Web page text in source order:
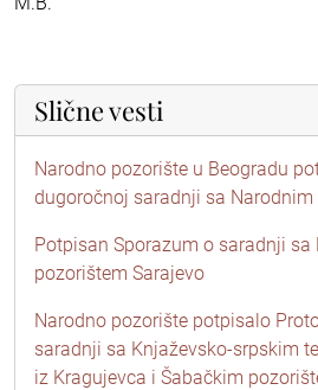
Slične vesti
Narodno pozorište u Beogradu
dugoročnoj saradnji sa
Potpisan Sporazum o saradnji sa
pozorištem Sarajevo
Narodno pozorište potpisalo
saradnji sa Knjaževsko-srpskim
iz Kragujevca i Šabačkim